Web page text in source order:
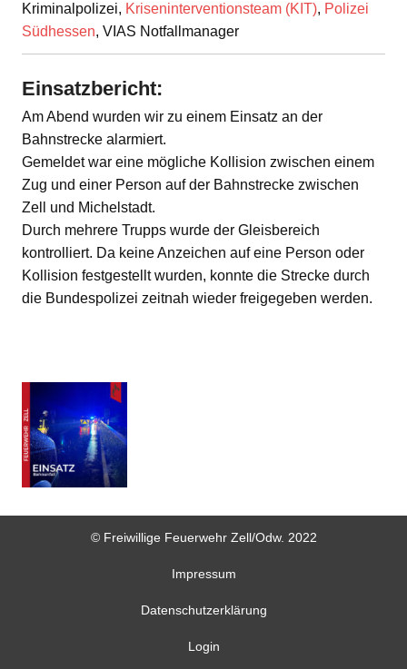
Kriminalpolizei, Kriseninterventionsteam (KIT), Polizei
Südhessen, VIAS Notfallmanager
Einsatzbericht:
Am Abend wurden wir zu einem Einsatz an der
Bahnstrecke alarmiert.
Gemeldet war eine mögliche Kollision zwischen einem
Zug und einer Person auf der Bahnstrecke zwischen
Zell und Michelstadt.
Durch mehrere Trupps wurde der Gleisbereich
kontrolliert. Da keine Anzeichen auf eine Person oder
Kollision festgestellt wurden, konnte die Strecke durch
die Bundespolizei zeitnah wieder freigegeben werden.
© Freiwillige Feuerwehr Zell/Odw. 2022
Impressum
Datenschutzerklärung
Login